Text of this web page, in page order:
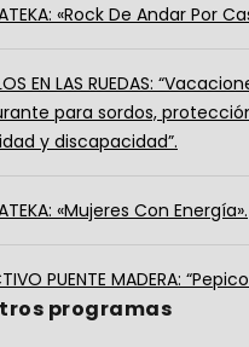
«Rock De Andar Por
EN LAS RUEDAS:
para sordos,
y discapacidad”.
«Mujeres Con Energía».
PUENTE MADERA:
programas